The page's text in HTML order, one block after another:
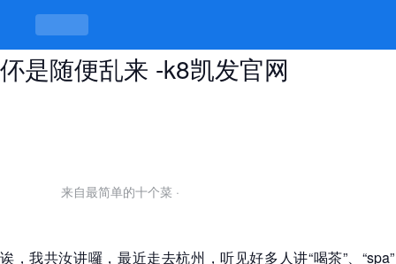
杭州喝茶spa微信，有讲究才有味，
伓是随便乱来 -k8凯发官网
来自最简单的十个菜 ·
诶，我共汝讲囉，最近走去杭州，听见好多人讲“喝茶”、